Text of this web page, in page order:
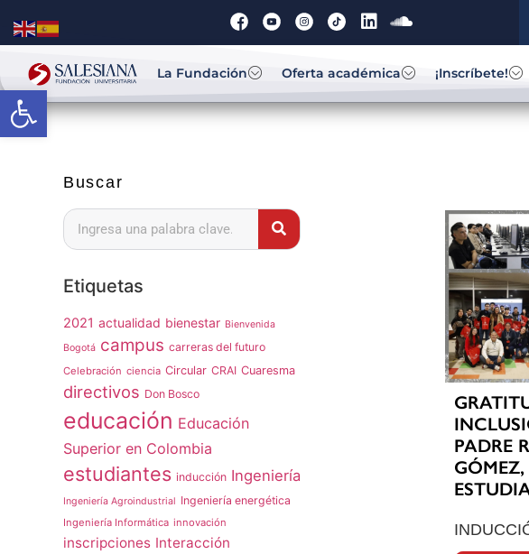
Abrir barra de herramientas
La Fundación Oferta académica ¡Inscríbete!
Buscar
Etiquetas
2021 actualidad bienestar Bienvenida
Bogotá campus carreras del futuro
Celebración ciencia Circular CRAI Cuaresma
directivos Don Bosco
educación Educación
Superior en Colombia
estudiantes inducción Ingeniería
Ingeniería Agroindustrial Ingeniería energética
Ingeniería Informática innovación
inscripciones Interacción
PADRE